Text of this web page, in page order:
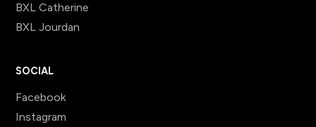
BXL Catherine
BXL Jourdan
SOCIAL
Facebook
Instagram